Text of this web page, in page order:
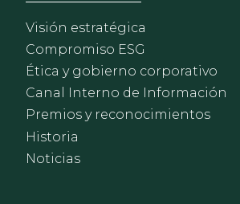
Visión estratégica
Compromiso ESG
Ética y gobierno corporativo
Canal Interno de Información
Premios y reconocimientos
Historia
Noticias